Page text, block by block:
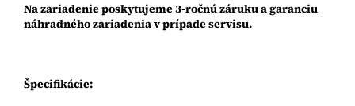
Na zariadenie poskytujeme 3-ročnú záruku a garanciu
náhradného zariadenia v prípade servisu.
Špecifikácie: